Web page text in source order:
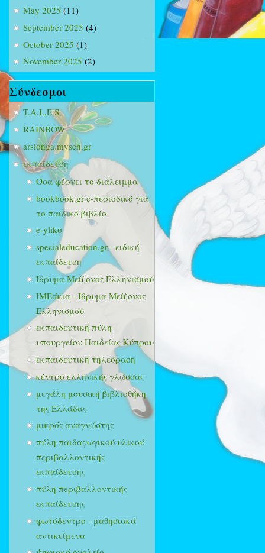
May 2025 (11)
September 2025 (4)
October 2025 (1)
November 2025 (2)
Σύνδεσμοι
T.A.L.E.S
RAINBOW
arslonga.mysch.gr
εκπαίδευση
Όσα φέρνει το διάλειμμα
bookbook.gr e-περιοδικό για
το παιδικό βιβλίο
e-yliko
specialeducation.gr - ειδική
εκπαίδευση
Ίδρυμα Μείζονος Ελληνισμού
ΙΜΕάκια - Ίδρυμα Μείζονος
Ελληνισμού
εκπαιδευτική πύλη
υπουργείου Παιδείας Κύπρου
εκπαιδευτική τηλεόραση
κέντρο ελληνικής γλώσσας
μεγάλη μουσική βιβλιοθήκη
της Ελλάδας
μικρός αναγνώστης
πύλη παιδαγωγικού υλικού
περιβαλλοντικής
εκπαίδευσης
πύλη περιβαλλοντικής
εκπαίδευσης
φωτόδεντρο - μαθησιακά
αντικείμενα